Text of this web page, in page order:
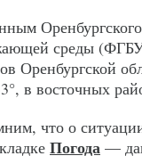
среды
Оренбургской
в восточных
что о
Погода —